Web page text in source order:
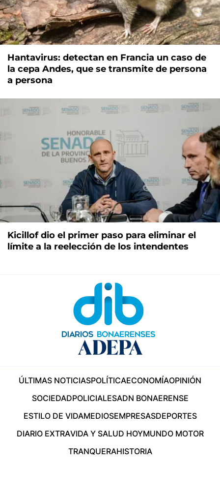
Hantavirus: detectan en Francia un caso de
la cepa Andes, que se transmite de persona
a persona
Kicillof dio el primer paso para eliminar el
límite a la reelección de los intendentes
ÚLTIMAS NOTICIASPOLÍTICAECONOMÍAOPINIÓN
SOCIEDADPOLICIALESADN BONAERENSE
ESTILO DE VIDAMEDIOSEMPRESASDEPORTES
DIARIO EXTRAVIDA Y SALUD HOYMUNDO MOTOR
TRANQUERAHISTORIA